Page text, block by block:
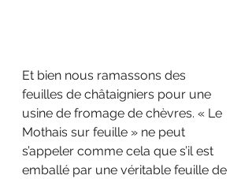
Et bien nous ramassons des
feuilles de châtaigniers pour une
usine de fromage de chèvres. « Le
Mothais sur feuille » ne peut
s’appeler comme cela que s’il est
emballé par une véritable feuille de